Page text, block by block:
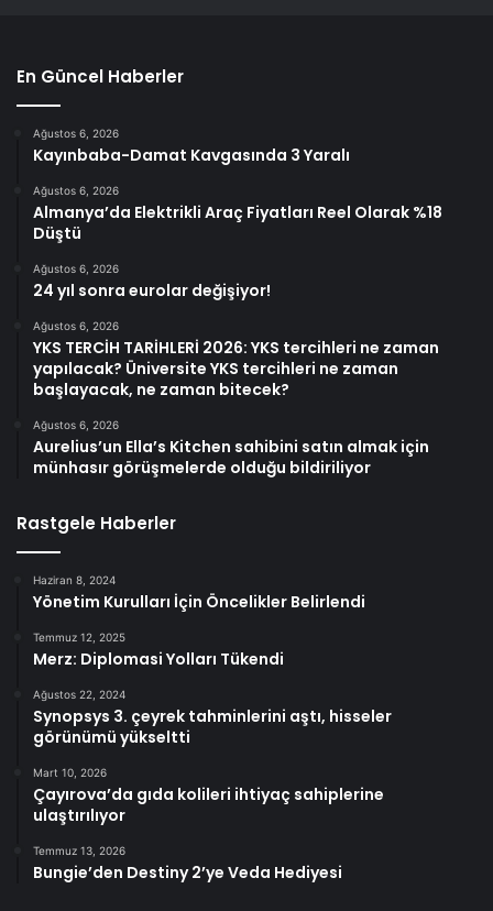
En Güncel Haberler
Ağustos 6, 2026
Kayınbaba-Damat Kavgasında 3 Yaralı
Ağustos 6, 2026
Almanya’da Elektrikli Araç Fiyatları Reel Olarak %18
Düştü
Ağustos 6, 2026
24 yıl sonra eurolar değişiyor!
Ağustos 6, 2026
YKS TERCİH TARİHLERİ 2026: YKS tercihleri ne zaman
yapılacak? Üniversite YKS tercihleri ne zaman
başlayacak, ne zaman bitecek?
Ağustos 6, 2026
Aurelius’un Ella’s Kitchen sahibini satın almak için
münhasır görüşmelerde olduğu bildiriliyor
Rastgele Haberler
Haziran 8, 2024
Yönetim Kurulları İçin Öncelikler Belirlendi
Temmuz 12, 2025
Merz: Diplomasi Yolları Tükendi
Ağustos 22, 2024
Synopsys 3. çeyrek tahminlerini aştı, hisseler
görünümü yükseltti
Mart 10, 2026
Çayırova’da gıda kolileri ihtiyaç sahiplerine
ulaştırılıyor
Temmuz 13, 2026
Bungie’den Destiny 2’ye Veda Hediyesi